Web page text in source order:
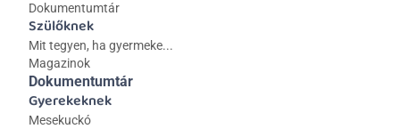
Dokumentumtár
Szülőknek
Mit tegyen, ha gyermeke...
Magazinok
Gyerekeknek
Mesekuckó
Dokumentumtár